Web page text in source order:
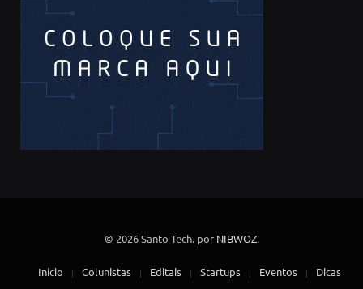
© 2026 Santo Tech. por NIBWOZ.
Início Colunistas Editais Startups Eventos
Dicas